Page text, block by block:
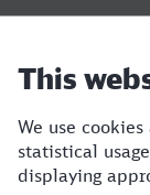
11:19
Landau (Pfalz) Hbf
18.08.26